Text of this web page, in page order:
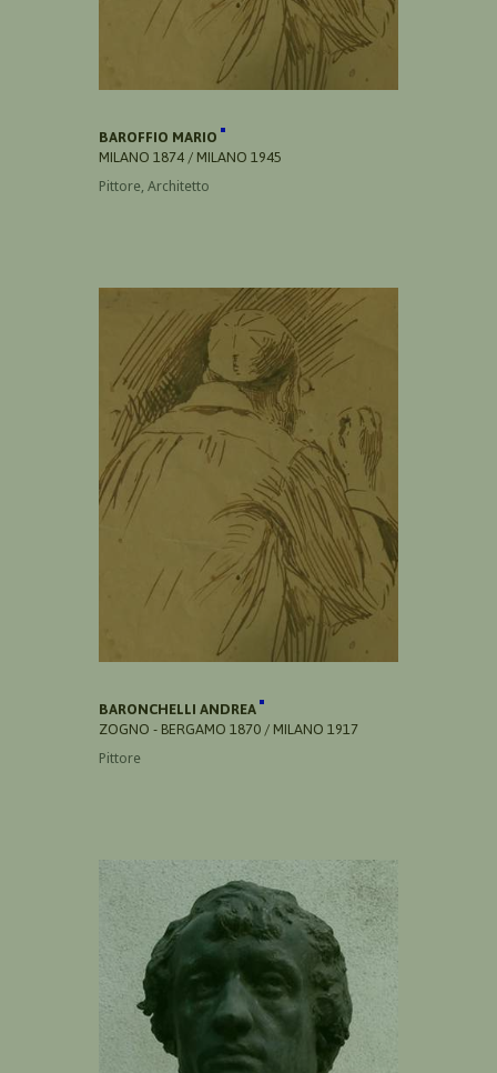
BAROFFIO MARIO
MILANO 1874 / MILANO 1945
Pittore, Architetto
BARONCHELLI ANDREA
ZOGNO - BERGAMO 1870 / MILANO 1917
Pittore